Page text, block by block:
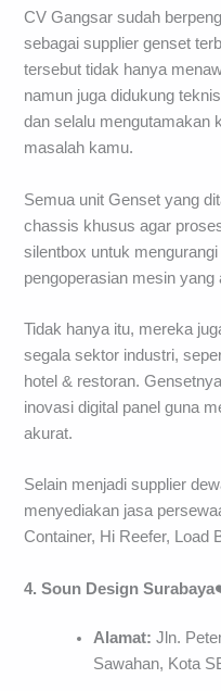
CV Gangsar sudah
sebagai supplier genset
tersebut tidak hanya
namun juga didukung
dan selalu mengutamakan
masalah kamu.
Semua unit Genset yang
chassis khusus agar
silentbox untuk
pengoperasian mesin yang
Tidak hanya itu, mereka
segala sektor industri,
hotel & restoran.
inovasi digital panel guna
akurat.
Selain menjadi supplier
menyediakan jasa
Container, Hi Reefer, Load
4. Soun Design Surabaya
Alamat: Jln.
Sawahan, Kota